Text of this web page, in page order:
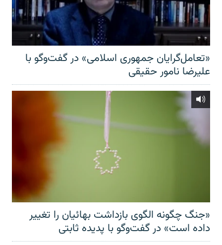
«تعامل‌گرایان جمهوری اسلامی» در گفت‌وگو با
علیرضا نامور حقیقی
«جنگ چگونه الگوی بازداشت بهائیان را تغییر
داده است» در گفت‌وگو با پدیده ثابتی